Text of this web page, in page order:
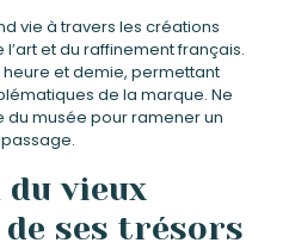
vie à travers les créations
et du raffinement français.
heure et demie, permettant
de la marque. Ne
musée pour ramener un
vieux
ses trésors